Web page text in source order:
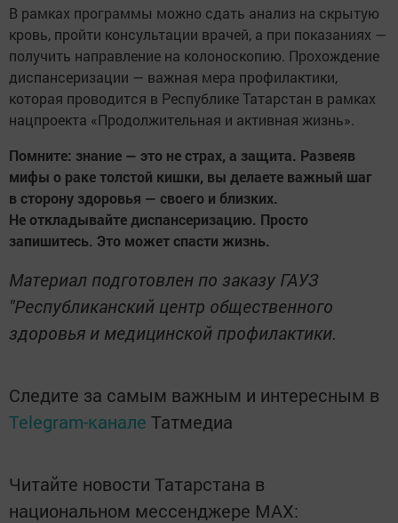
В рамках программы можно сдать анализ на скрытую
кровь, пройти консультации врачей, а при показаниях —
получить направление на колоноскопию. Прохождение
диспансеризации — важная мера профилактики,
которая проводится в Республике Татарстан в рамках
нацпроекта «Продолжительная и активная жизнь».
Помните: знание — это не страх, а защита. Развеяв
мифы о раке толстой кишки, вы делаете важный шаг
в сторону здоровья — своего и близких.
Не откладывайте диспансеризацию. Просто
запишитесь. Это может спасти жизнь.
Материал подготовлен по заказу ГАУЗ
"Республиканский центр общественного
здоровья и медицинской профилактики.
Следите за самым важным и интересным в
Telegram-канале Татмедиа
Читайте новости Татарстана в
национальном мессенджере MАХ: